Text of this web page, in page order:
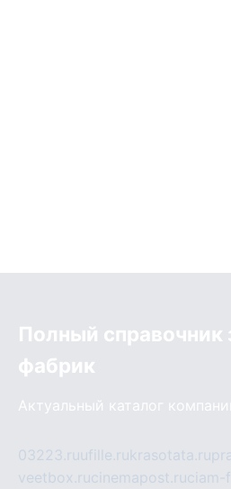
Полный справочник
фабрик
Актуальный каталог
03223.ruufille.rukrasotata.ru
veetbox.rucinemapost.ruciam-